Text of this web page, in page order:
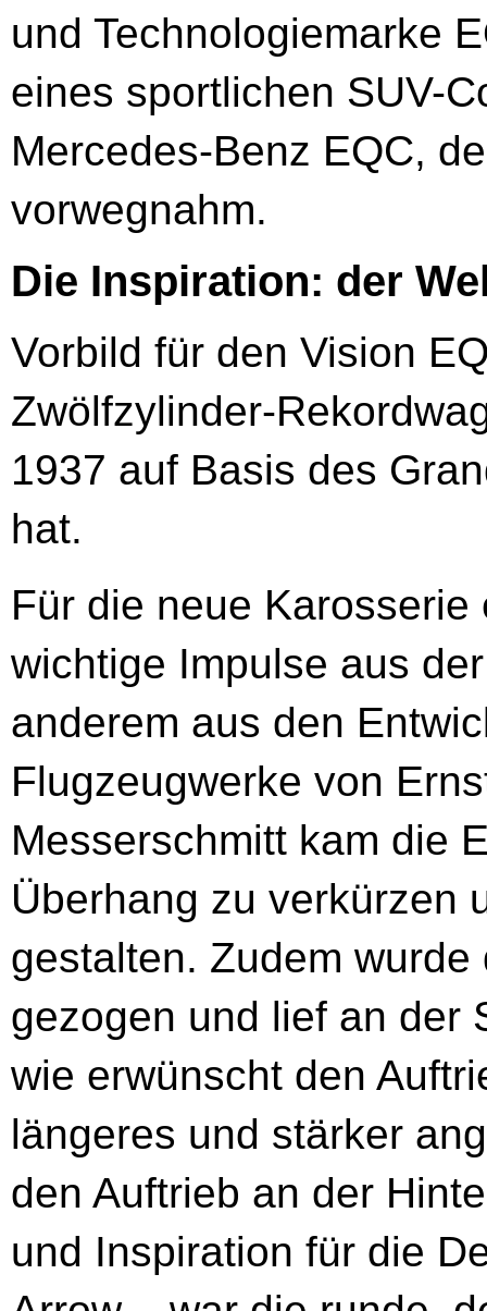
und Technologiemarke
eines sportlichen SUV-
Mercedes-Benz EQC,
vorwegnahm.
Die Inspiration: der
Vorbild für den Vision
Zwölfzylinder-
1937 auf Basis des
hat.
Für die neue
wichtige Impulse aus
anderem aus den
Flugzeugwerke von
Messerschmitt kam die
Überhang zu verkürzen
gestalten. Zudem
gezogen und lief an der
wie erwünscht den
längeres und stärker
den Auftrieb an der
und Inspiration für die